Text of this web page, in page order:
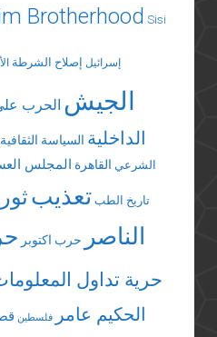
Brotherhood Sisi
إسرائيل إصلاح الشرطة
الجيش الحرب
الداخلية السياسة الثقافية
الشرعي القاهرة المجلس
تاريخ الطب تعذيب
الناصر
حرب اكتوبر
حرية تداول
الحكيم عامر
فلسطين